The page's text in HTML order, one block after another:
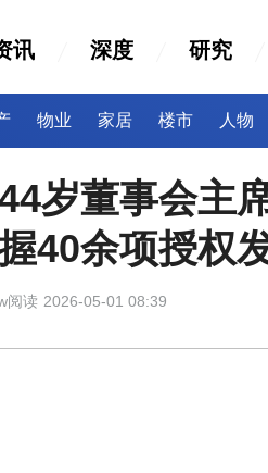
讯 深度 研究
物业 家居 楼市 人物
岁董事会主
40余项授权
阅读 2026-05-01 08:39